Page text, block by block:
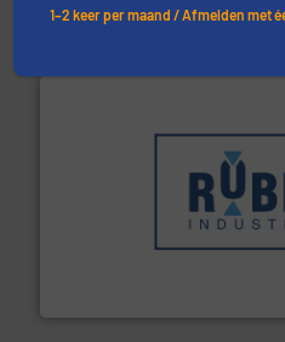
weeg-, verpakking- en
in verschillende sectoren
1–2 keer per maand / Afmelden met